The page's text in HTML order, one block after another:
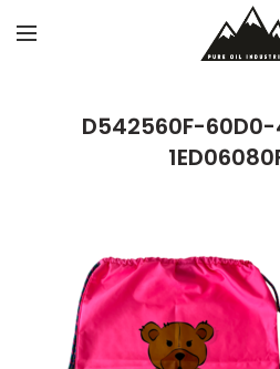
D542560F-